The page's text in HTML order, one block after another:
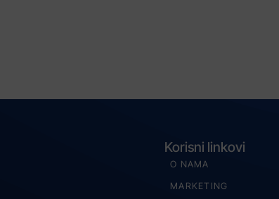
Korisni linkovi
O NAMA
MARKETING